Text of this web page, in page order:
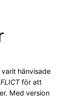
hänvisade
för att
Med version